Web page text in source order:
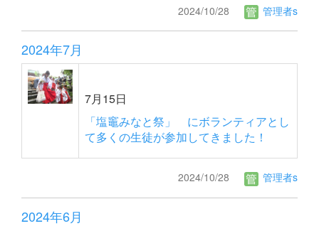
2024/10/28 管理者s
2024年7月
7月15日
「塩竈みなと祭」 にボランティアとし
て多くの生徒が参加してきました！
2024/10/28 管理者s
2024年6月